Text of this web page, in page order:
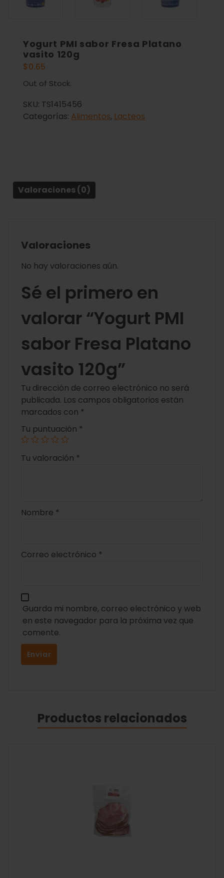
Yogurt PMI sabor Fresa Platano
vasito 120g
$0.65
Out of Stock.
SKU: TS1415456
Categorías: Alimentos, Lacteos
Valoraciones (0)
Valoraciones
No hay valoraciones aún.
Sé el primero en
valorar “Yogurt PMI
sabor Fresa Platano
vasito 120g”
Tu dirección de correo electrónico no será
publicada. Los campos obligatorios están
marcados con *
Tu puntuación *
Tu valoración *
Nombre *
Correo electrónico *
Guarda mi nombre, correo electrónico y web
en este navegador para la próxima vez que
comente.
Productos relacionados